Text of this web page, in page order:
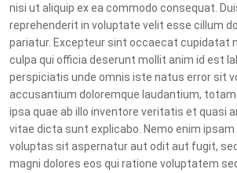
nisi ut aliquip ex ea commodo consequat.
reprehenderit in voluptate velit esse cillum
pariatur. Excepteur sint occaecat cupidatat
culpa qui officia deserunt mollit anim id est
perspiciatis unde omnis iste natus error sit
accusantium doloremque laudantium, totam
ipsa quae ab illo inventore veritatis et quasi
vitae dicta sunt explicabo. Nemo enim
voluptas sit aspernatur aut odit aut fugit,
magni dolores eos qui ratione voluptatem